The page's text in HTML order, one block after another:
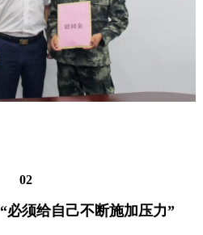
02
“必须给自己不断施加压力”